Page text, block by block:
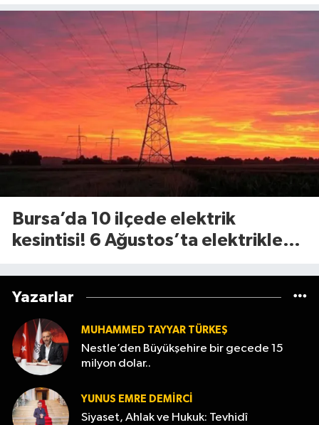
Bursa’da 10 ilçede elektrik
kesintisi! 6 Ağustos’ta elektrikler
Yazarlar
MUHAMMED TAYYAR TÜRKEŞ
Nestle’den Büyükşehire bir gecede 15
milyon dolar..
YUNUS EMRE DEMIRCI
Siyaset, Ahlak ve Hukuk: Tevhidî